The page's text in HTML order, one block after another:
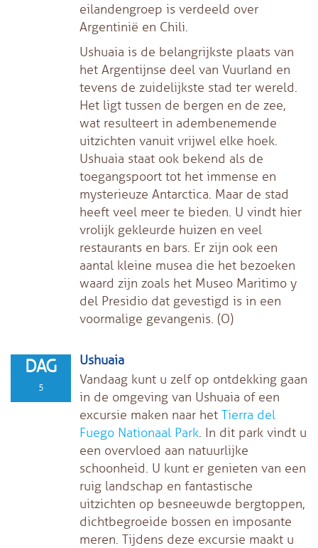
eilandengroep is verdeeld over
Argentinië en Chili.
Ushuaia is de belangrijkste plaats van
het Argentijnse deel van Vuurland en
tevens de zuidelijkste stad ter wereld.
Het ligt tussen de bergen en de zee,
wat resulteert in adembenemende
uitzichten vanuit vrijwel elke hoek.
Ushuaia staat ook bekend als de
toegangspoort tot het immense en
mysterieuze Antarctica. Maar de stad
heeft veel meer te bieden. U vindt hier
vrolijk gekleurde huizen en veel
restaurants en bars. Er zijn ook een
aantal kleine musea die het bezoeken
waard zijn zoals het Museo Maritimo y
del Presidio dat gevestigd is in een
voormalige gevangenis. (O)
DAG
5
Ushuaia
Vandaag kunt u zelf op ontdekking gaan
in de omgeving van Ushuaia of een
excursie maken naar het Tierra del
Fuego Nationaal Park. In dit park vindt u
een overvloed aan natuurlijke
schoonheid. U kunt er genieten van een
ruig landschap en fantastische
uitzichten op besneeuwde bergtoppen,
dichtbegroeide bossen en imposante
meren. Tijdens deze excursie maakt u